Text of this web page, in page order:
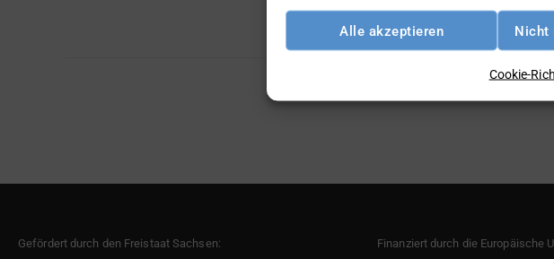
Alle akzeptieren Nicht
Cookie-
Gefördert durch den Freistaat Sachsen: Finanziert durch die Europäische